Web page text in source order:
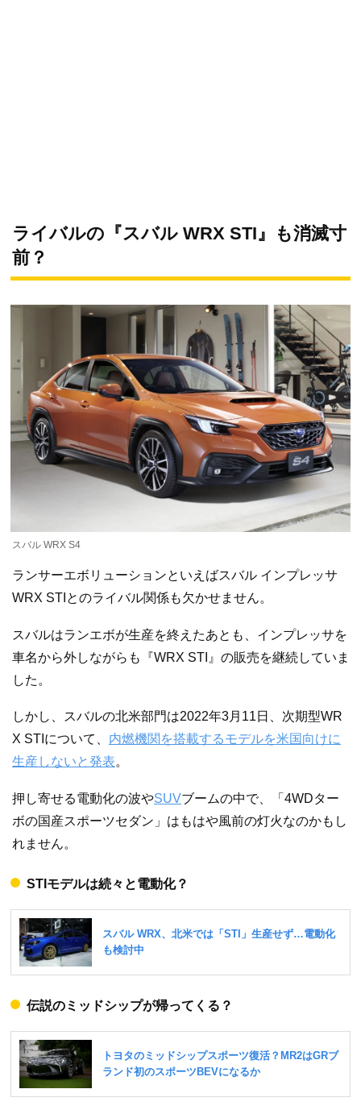
ライバルの『スバル WRX STI』も消滅寸
前？
スバル WRX S4
ランサーエボリューションといえばスバル インプレッサ
WRX STIとのライバル関係も欠かせません。
スバルはランエボが生産を終えたあとも、インプレッサを
車名から外しながらも『WRX STI』の販売を継続していま
した。
しかし、スバルの北米部門は2022年3月11日、次期型WR
X STIについて、 内燃機関を搭載するモデルを米国向けに
生産しないと発表。
押し寄せる電動化の波やSUVブームの中で、「4WDター
ボの国産スポーツセダン」はもはや風前の灯火なのかもし
れません。
STIモデルは続々と電動化？
伝説のミッドシップが帰ってくる？